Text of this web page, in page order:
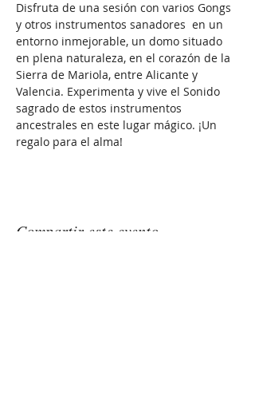
Disfruta de una sesión con varios Gongs
y otros instrumentos sanadores  en un
entorno inmejorable, un domo situado
en plena naturaleza, en el corazón de la
Sierra de Mariola, entre Alicante y
Valencia. Experimenta y vive el Sonido
sagrado de estos instrumentos
ancestrales en este lugar mágico. ¡Un
regalo para el alma!
Compartir este evento